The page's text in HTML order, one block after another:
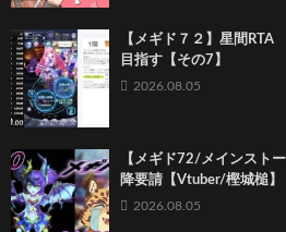
【メギド７２】星間
目指す【その7】
2026.08.05
【メギド72/メインスト
降要請【Vtuber/樫城槌】
2026.08.05